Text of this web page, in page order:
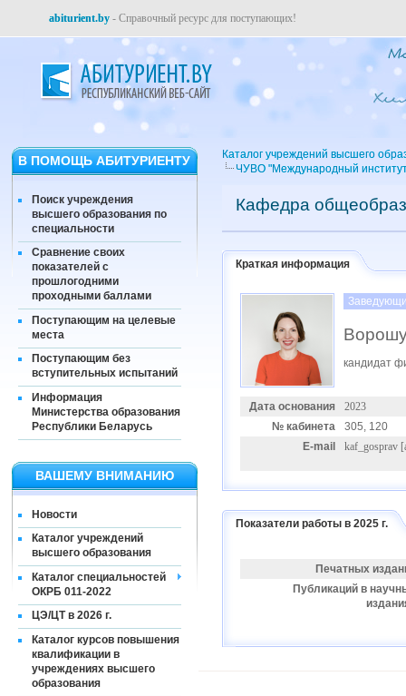
abiturient.by - Справочный ресурс для поступающих!
В ПОМОЩЬ АБИТУРИЕНТУ
Поиск учреждения
высшего образования по
специальности
Сравнение своих
показателей с
прошлогодними
проходными баллами
Поступающим на целевые
места
Поступающим без
вступительных испытаний
Информация
Министерства образования
Республики Беларусь
ВАШЕМУ ВНИМАНИЮ
Новости
Каталог учреждений
высшего образования
Каталог специальностей
ОКРБ 011-2022
ЦЭ/ЦТ в 2026 г.
Каталог курсов повышения
квалификации в
учреждениях высшего
образования
Каталог учреждений высшего
ЧУВО "Международный
Кафедра
Краткая информация
кандидат
Дата основания
2023
№ кабинета
305, 120
E-mail
kaf_gosprav
Показатели работы в 2025 г.
Печатных
Публикаций в